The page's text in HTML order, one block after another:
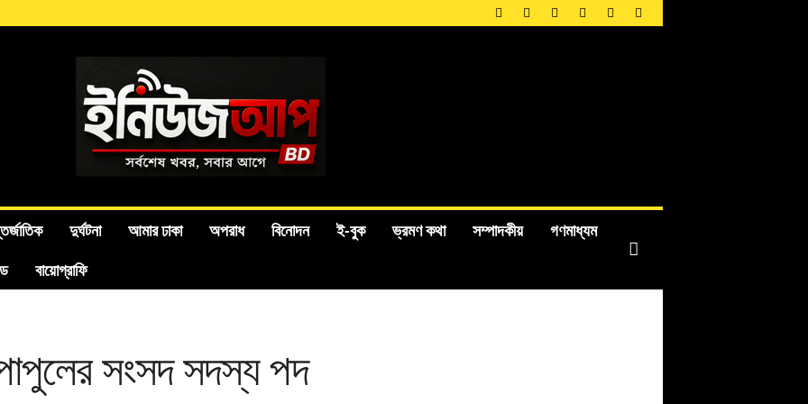
দুর্ঘটনা আমার ঢাকা অপরাধ বিনোদন ই-বুক ভ্রমণ কথা সম্পাদকীয়
গণমাধ্যম
বায়োগ্রাফি
সংসদ সদস্য পদ